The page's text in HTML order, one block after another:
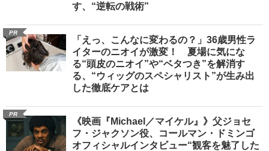
す、“逆転の戦術”
PR
「えっ、こんなに変わるの？」36歳男性ラ
イターのニオイが激変！ 夏場に気にな
る“頭皮のニオイ”や“ベタつき”を解消す
る、“ウィッグのスペシャリスト”が生み出
した徹底ケアとは
PR
《映画『Michael／マイケル』》父ジョセ
フ・ジャクソン役、コールマン・ドミンゴ
オフィシャルインタビュー“観客を魅了した